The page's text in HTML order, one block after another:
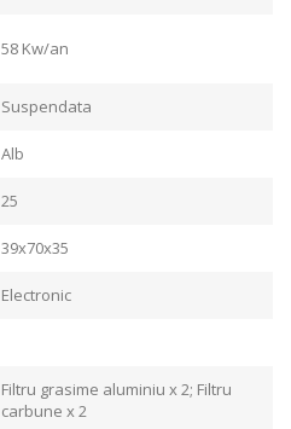
58 Kw/an
Suspendata
Alb
25
39x70x35
Electronic
Filtru grasime aluminiu x 2; Filtru
carbune x 2